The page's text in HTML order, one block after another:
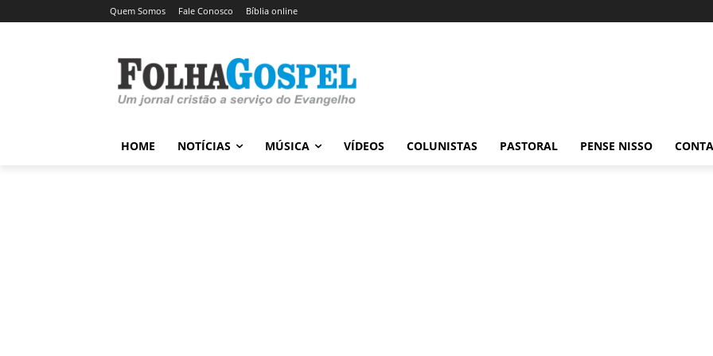
Quem Somos Fale Conosco Bíblia online
HOME NOTÍCIAS MÚSICA VÍDEOS COLUNISTAS PASTORAL PENSE NISSO